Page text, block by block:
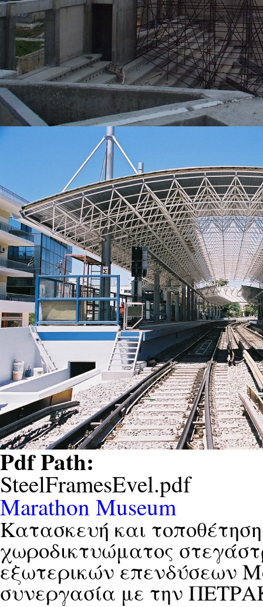
Pdf Path:
SteelFramesEvel.pdf
Marathon Museum
Κατασκευή και
χωροδικτυώματος
εξωτερικών επενδύσεων
συνεργασία με την